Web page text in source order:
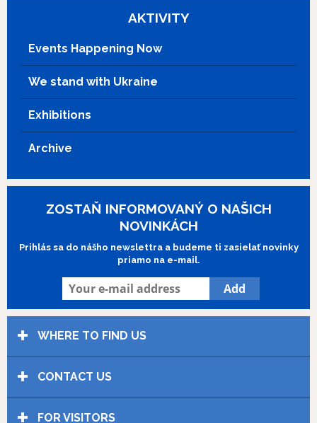
AKTIVITY
Events Happening Now
We stand with Ukraine
Exhibitions
Archive
ZOSTAŇ INFORMOVANÝ O NAŠICH
NOVINKÁCH
Prihlás sa do nášho newslettra a budeme ti zasielať novinky
priamo na e-mail.
WHERE TO FIND US
CONTACT US
FOR VISITORS